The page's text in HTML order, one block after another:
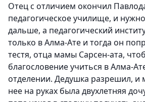
Отец с отличием окончил
педагогическое училище, и
дальше, а педагогический
только в Алма-Ате и тогда он
тестя, отца мамы Сарсен-ата,
благословение учиться в Алма-
отделении. Дедушка разрешил, и
нее на руках была двухлетняя